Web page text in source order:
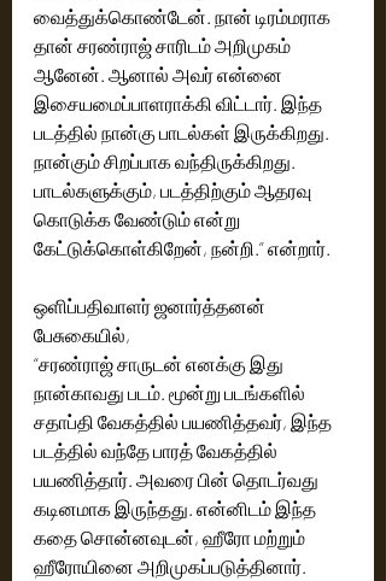
வைத்துக்கொண்டேன். நான் டிரம்மராக
தான் சரண்ராஜ் சாரிடம் அறிமுகம்
ஆனேன். ஆனால் அவர் என்னை
இசையமைப்பாளராக்கி விட்டார். இந்த
படத்தில் நான்கு பாடல்கள் இருக்கிறது.
நான்கும் சிறப்பாக வந்திருக்கிறது.
பாடல்களுக்கும், படத்திற்கும் ஆதரவு
கொடுக்க வேண்டும் என்று
கேட்டுக்கொள்கிறேன், நன்றி.” என்றார்.
ஒளிப்பதிவாளர் ஜனார்த்தனன்
பேசுகையில்,
“சரண்ராஜ் சாருடன் எனக்கு இது
நான்காவது படம். மூன்று படங்களில்
சதாப்தி வேகத்தில் பயணித்தவர், இந்த
படத்தில் வந்தே பாரத் வேகத்தில்
பயணித்தார். அவரை பின் தொடர்வது
கடினமாக இருந்தது. என்னிடம் இந்த
கதை சொன்னவுடன், ஹீரோ மற்றும்
ஹீரோயினை அறிமுகப்படுத்தினார்.